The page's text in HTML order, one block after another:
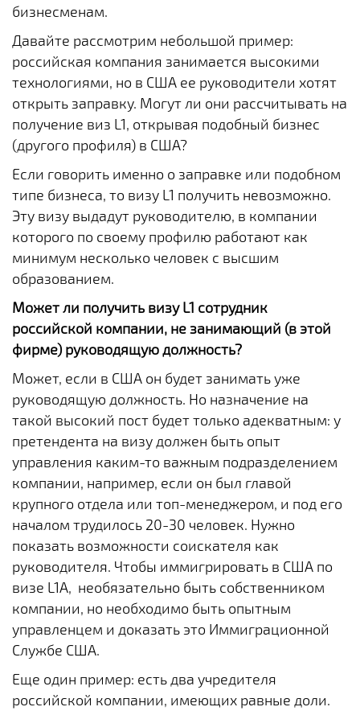
бизнесменам.
Давайте рассмотрим небольшой пример:
российская компания занимается высокими
технологиями, но в США ее руководители хотят
открыть заправку. Могут ли они рассчитывать на
получение виз L1, открывая подобный бизнес
(другого профиля) в США?
Если говорить именно о заправке или подобном
типе бизнеса, то визу L1 получить невозможно.
Эту визу выдадут руководителю, в компании
которого по своему профилю работают как
минимум несколько человек с высшим
образованием.
Может ли получить визу L1 сотрудник
российской компании, не занимающий (в этой
фирме) руководящую должность?
Может, если в США он будет занимать уже
руководящую должность. Но назначение на
такой высокий пост будет только адекватным: у
претендента на визу должен быть опыт
управления каким-то важным подразделением
компании, например, если он был главой
крупного отдела или топ-менеджером, и под его
началом трудилось 20-30 человек. Нужно
показать возможности соискателя как
руководителя. Чтобы иммигрировать в США по
визе L1A, необязательно быть собственником
компании, но необходимо быть опытным
управленцем и доказать это Иммиграционной
Службе США.
Еще один пример: есть два учредителя
российской компании, имеющих равные доли.